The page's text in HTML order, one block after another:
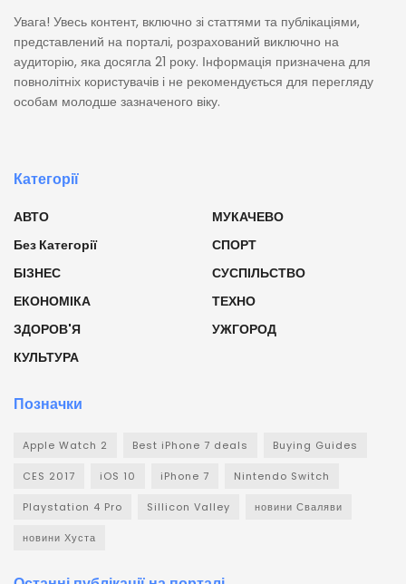
Увага! Увесь контент, включно зі статтями та публікаціями,
представлений на порталі, розрахований виключно на
аудиторію, яка досягла 21 року. Інформація призначена для
повнолітніх користувачів і не рекомендується для перегляду
особам молодше зазначеного віку.
Категорії
АВТО
Без Категорії
БІЗНЕС
ЕКОНОМІКА
ЗДОРОВ'Я
КУЛЬТУРА
МУКАЧЕВО
СПОРТ
СУСПІЛЬСТВО
ТЕХНО
УЖГОРОД
Позначки
Apple Watch 2 Best iPhone 7 deals Buying Guides
CES 2017 iOS 10 iPhone 7 Nintendo Switch
Playstation 4 Pro Sillicon Valley новини Сваляви
новини Хуста